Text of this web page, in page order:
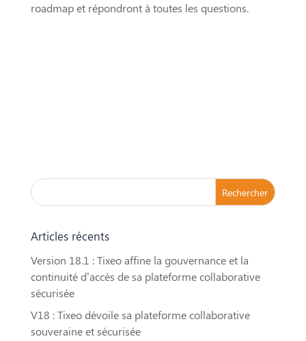
roadmap et répondront à toutes les questions.
Articles récents
Version 18.1 : Tixeo affine la gouvernance et la
continuité d’accès de sa plateforme collaborative
sécurisée
V18 : Tixeo dévoile sa plateforme collaborative
souveraine et sécurisée